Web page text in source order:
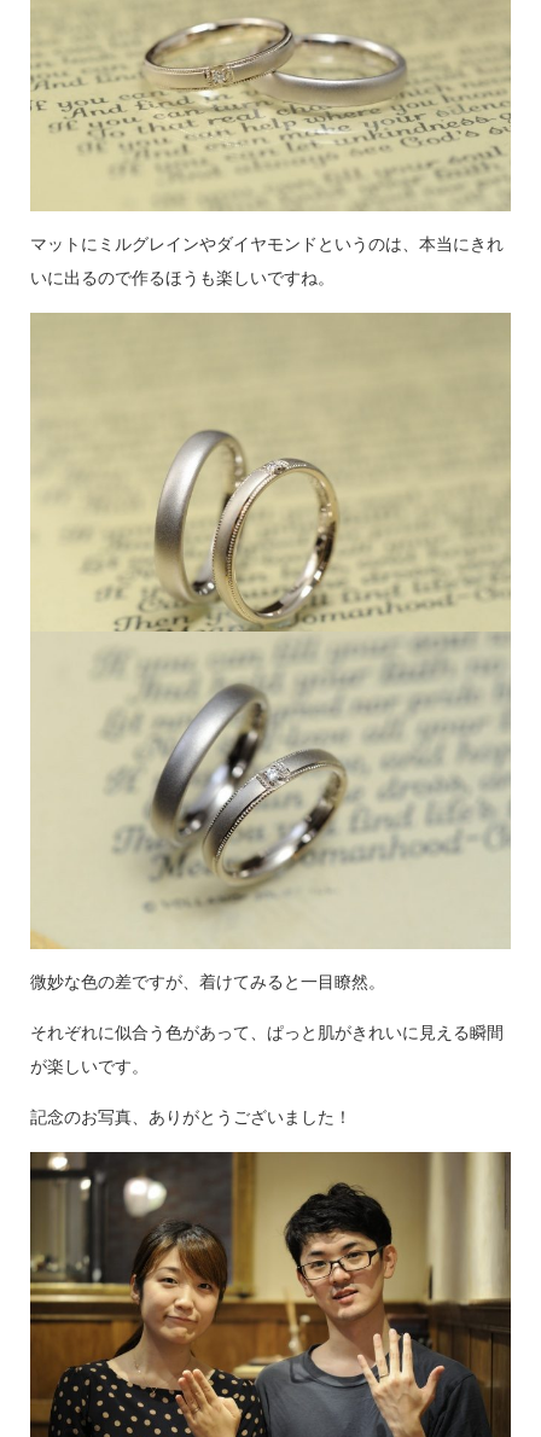
マットにミルグレインやダイヤモンドというのは、本当にきれ
いに出るので作るほうも楽しいですね。
微妙な色の差ですが、着けてみると一目瞭然。
それぞれに似合う色があって、ぱっと肌がきれいに見える瞬間
が楽しいです。
記念のお写真、ありがとうございました！